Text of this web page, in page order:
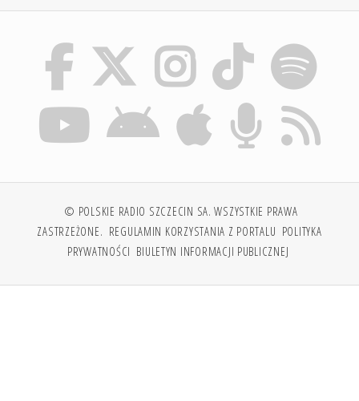
© POLSKIE RADIO SZCZECIN SA. WSZYSTKIE PRAWA
ZASTRZEŻONE. REGULAMIN KORZYSTANIA Z PORTALU POLITYKA
PRYWATNOŚCI BIULETYN INFORMACJI PUBLICZNEJ